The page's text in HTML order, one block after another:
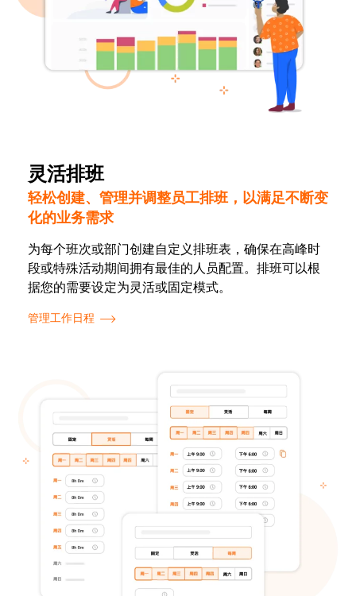
灵活排班
轻松创建、管理并调整员工排班，以满足不断变
化的业务需求
为每个班次或部门创建自定义排班表，确保在高峰时
段或特殊活动期间拥有最佳的人员配置。排班可以根
据您的需要设定为灵活或固定模式。
管理工作日程